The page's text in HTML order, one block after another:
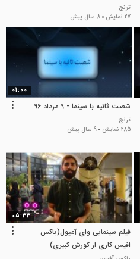
ترنج
27 نمایش
8 سال پیش
01:00
شصت ثانیه با سینما - 9 مرداد 96
ترنج
285 نمایش
9 سال پیش
05:33
فیلم سینمایی وای آمپول(باکس
افیس کاری از کورش کبیری)